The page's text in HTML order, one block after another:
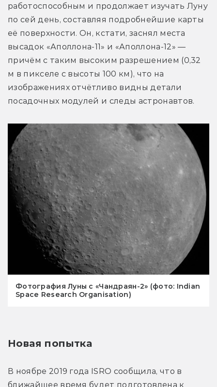
работоспособным и продолжает изучать Луну
по сей день, составляя подробнейшие карты
её поверхности. Он, кстати, заснял места
высадок «Аполлона-11» и «Аполлона-12» —
причём с таким высоким разрешением (0,32
м в пикселе с высоты 100 км), что на
изображениях отчётливо видны детали
посадочных модулей и следы астронавтов.
Фотография Луны с «Чандраян-2» (фото: Indian
Space Research Organisation)
Новая попытка
В ноябре 2019 года ISRO сообщила, что в
ближайшее время будет подготовлена к